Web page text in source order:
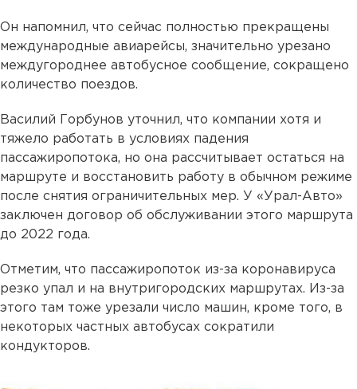
Он напомнил, что сейчас полностью прекращены
международные авиарейсы, значительно урезано
междугороднее автобусное сообщение, сокращено
количество поездов.
Василий Горбунов уточнил, что компании хотя и
тяжело работать в условиях падения
пассажиропотока, но она рассчитывает остаться на
маршруте и восстановить работу в обычном режиме
после снятия ограничительных мер. У «Урал-Авто»
заключен договор об обслуживании этого маршрута
до 2022 года.
Отметим, что пассажиропоток из-за коронавируса
резко упал и на внутригородских маршрутах. Из-за
этого там тоже урезали число машин, кроме того, в
некоторых частных автобусах сократили
кондукторов.